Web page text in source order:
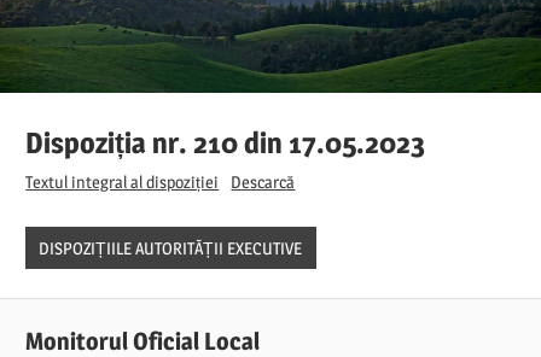
Dispoziția nr. 210 din 17.05.2023
Textul integral al dispoziției Descarcă
DISPOZIȚIILE AUTORITĂȚII EXECUTIVE
Monitorul Oficial Local